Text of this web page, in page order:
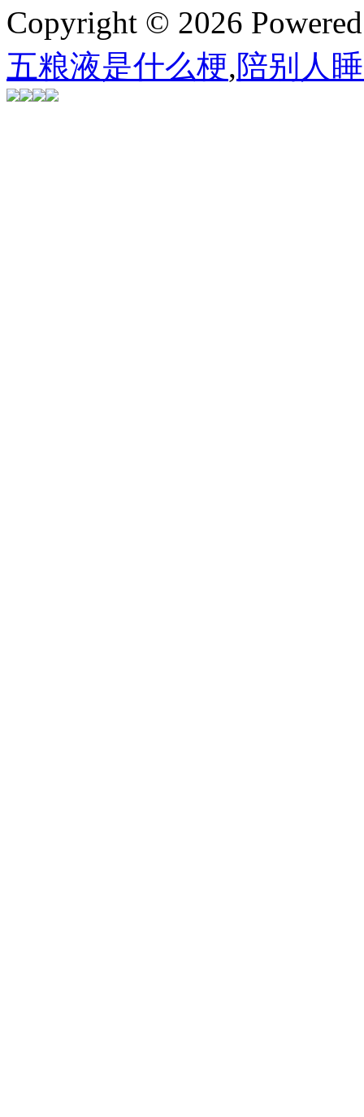
Copyright © 2026
五粮液是什么梗,陪别人